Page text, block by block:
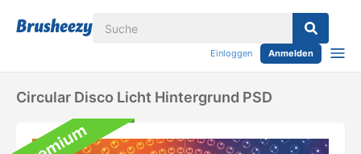
Einloggen Anmelden
Circular Disco Licht Hintergrund PSD